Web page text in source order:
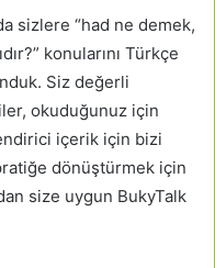
sizlere “had ne demek,
konularını Türkçe
Siz değerli
okuduğunuz için
içerik için bizi
dönüştürmek için
size uygun BukyTalk